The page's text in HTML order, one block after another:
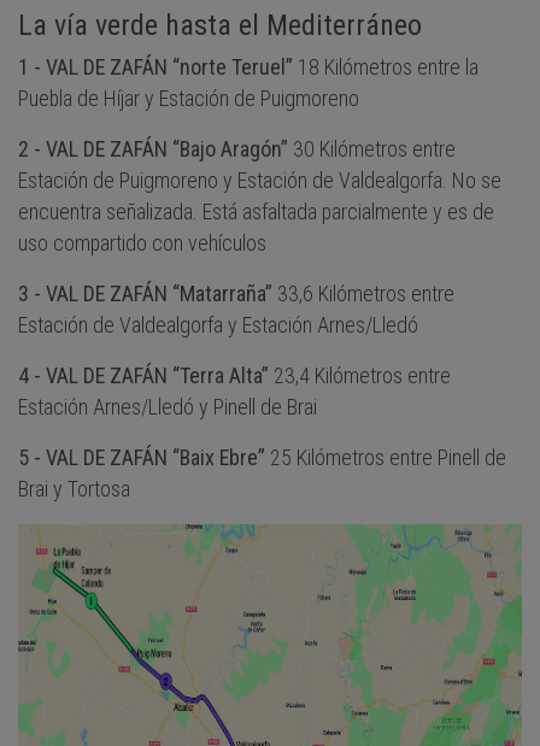
La vía verde hasta el Mediterráneo
1 - VAL DE ZAFÁN “norte Teruel” 18 Kilómetros entre la
Puebla de Híjar y Estación de Puigmoreno
2 - VAL DE ZAFÁN “Bajo Aragón” 30 Kilómetros entre
Estación de Puigmoreno y Estación de Valdealgorfa. No se
encuentra señalizada. Está asfaltada parcialmente y es de
uso compartido con vehículos
3 - VAL DE ZAFÁN “Matarraña” 33,6 Kilómetros entre
Estación de Valdealgorfa y Estación Arnes/Lledó
4 - VAL DE ZAFÁN “Terra Alta” 23,4 Kilómetros entre
Estación Arnes/Lledó y Pinell de Brai
5 - VAL DE ZAFÁN “Baix Ebre” 25 Kilómetros entre Pinell de
Brai y Tortosa